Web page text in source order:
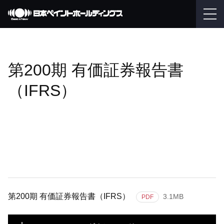
第200期 有価証券報告書
（IFRS）
第200期 有価証券報告書（IFRS） PDF 3.1MB